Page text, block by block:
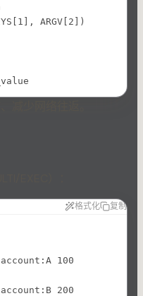
ARGV[2])
格式化 复制
100
200